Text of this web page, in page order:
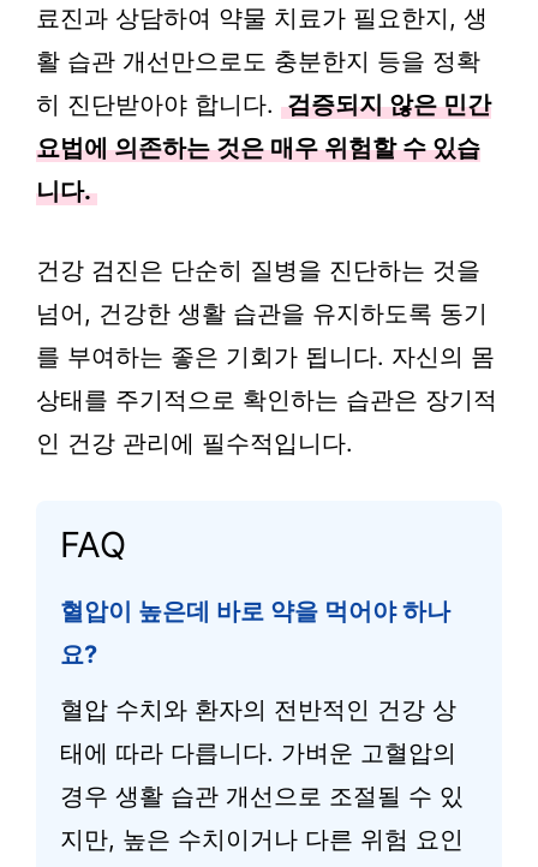
료진과 상담하여 약물 치료가 필요한지, 생
활 습관 개선만으로도 충분한지 등을 정확
히 진단받아야 합니다. 검증되지 않은 민간
요법에 의존하는 것은 매우 위험할 수 있습
니다.
건강 검진은 단순히 질병을 진단하는 것을
넘어, 건강한 생활 습관을 유지하도록 동기
를 부여하는 좋은 기회가 됩니다. 자신의 몸
상태를 주기적으로 확인하는 습관은 장기적
인 건강 관리에 필수적입니다.
FAQ
혈압이 높은데 바로 약을 먹어야 하나
요?
혈압 수치와 환자의 전반적인 건강 상
태에 따라 다릅니다. 가벼운 고혈압의
경우 생활 습관 개선으로 조절될 수 있
지만, 높은 수치이거나 다른 위험 요인